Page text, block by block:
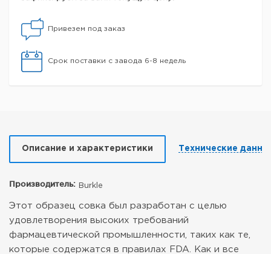
Привезем под заказ
Срок поставки с завода 6-8 недель
Описание и характеристики Технические
Производитель: Burkle
Этот образец совка был разработан с целью
удовлетворения высоких требований
фармацевтической промышленности, таких как те,
которые содержатся в правилах FDA.
Как и все